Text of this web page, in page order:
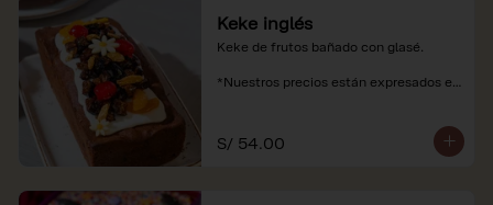
Keke inglés
Keke de frutos bañado con glasé.
*Nuestros precios están expresados en
S/ 54.00